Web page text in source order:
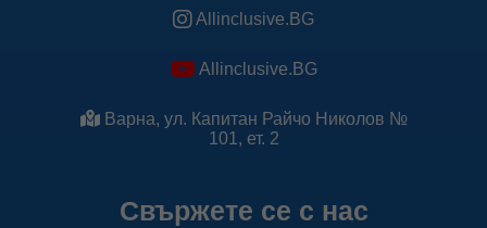
Allinclusive.BG
Allinclusive.BG
Варна, ул. Капитан Райчо Николов №
101, ет. 2
Свържете се с нас